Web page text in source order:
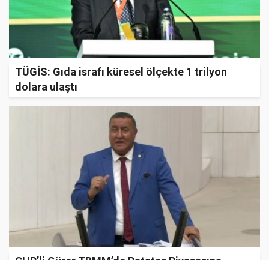
TÜGİS: Gıda israfı küresel ölçekte 1 trilyon
dolara ulaştı